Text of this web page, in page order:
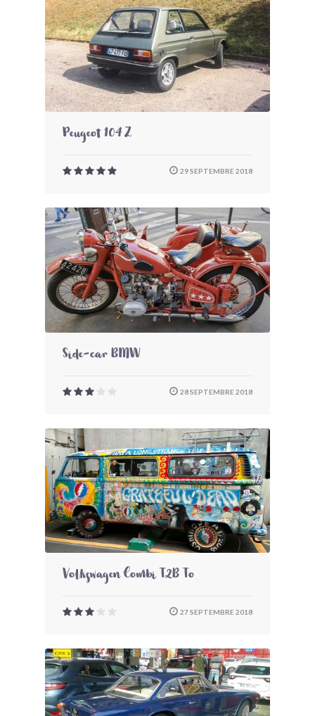
Peugeot 104 Z
29 SEPTEMBRE 2018
Side-car BMW
28 SEPTEMBRE 2018
Volkswagen Combi T2B To
27 SEPTEMBRE 2018